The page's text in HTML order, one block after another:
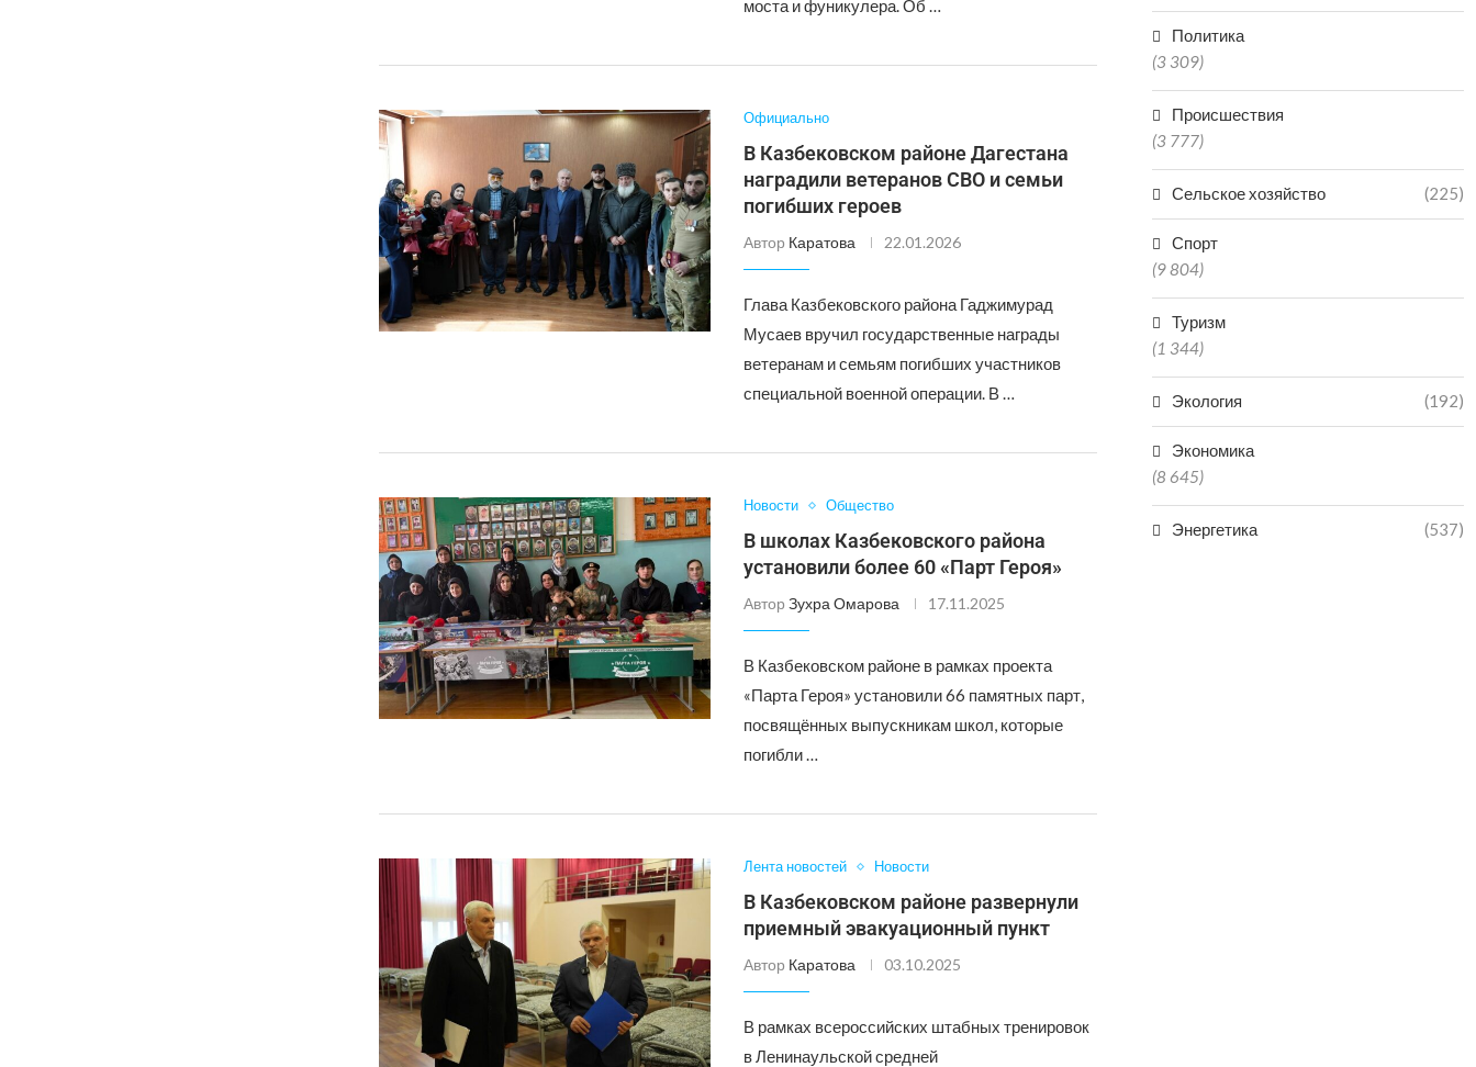
моста и фуникулера. Об …
Официально
В Казбековском районе Дагестана
наградили ветеранов СВО и семьи
погибших героев
Автор Каратова 22.01.2026
Глава Казбековского района Гаджимурад
Мусаев вручил государственные награды
ветеранам и семьям погибших участников
специальной военной операции. В …
Новости Общество
В школах Казбековского района
установили более 60 «Парт Героя»
АвторЗухра Омарова 17.11.2025
В Казбековском районе в рамках проекта
«Парта Героя» установили 66 памятных парт,
посвящённых выпускникам школ, которые
погибли …
Лента новостей Новости
В Казбековском районе развернули
приемный эвакуационный пункт
Автор Каратова 03.10.2025
В рамках всероссийских штабных тренировок
в Ленинаульской средней
Политика
(3 309)
Происшествия
(3 777)
Сельское хозяйство (225)
Спорт
(9 804)
Туризм
(1 344)
Экология (192)
Экономика
(8 645)
Энергетика (537)